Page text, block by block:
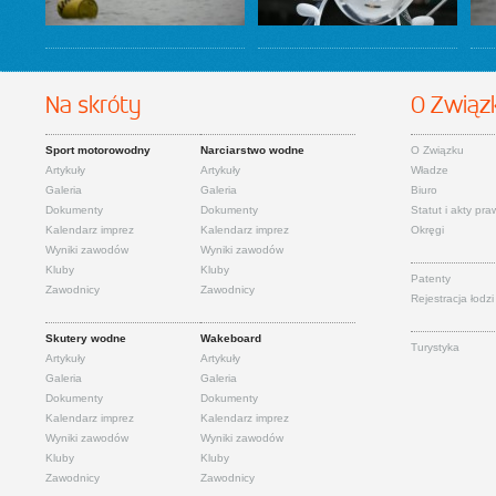
Na skróty
Sport motorowodny
Artykuły
Galeria
Dokumenty
Kalendarz imprez
Wyniki zawodów
Kluby
Zawodnicy
Narciarstwo wodne
Artykuły
Galeria
Dokumenty
Kalendarz imprez
Wyniki zawodów
Kluby
Zawodnicy
Skutery wodne
Artykuły
Galeria
Dokumenty
Kalendarz imprez
Wyniki zawodów
Kluby
Zawodnicy
Wakeboard
Artykuły
Galeria
Dokumenty
Kalendarz imprez
Wyniki zawodów
Kluby
Zawodnicy
O
O Związku
Władze
Biuro
Statut i akty
Okręgi
Patenty
Rejestracja łodzi
Turystyka